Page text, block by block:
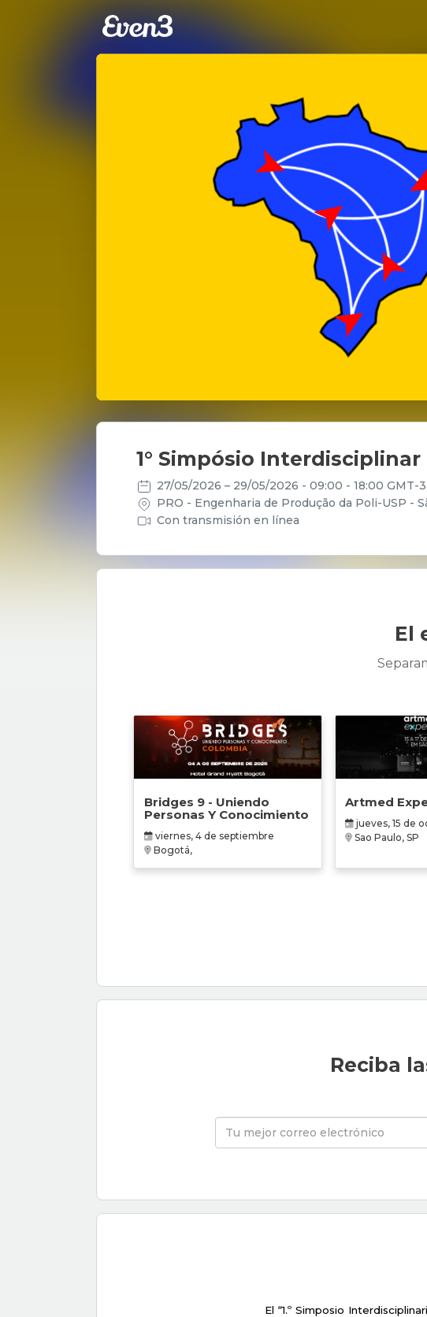
1° Simpósio
27/05/2026 – 29/05/2026 - 09:00 - 18:00 GMT-3
PRO - Engenharia de Produção da Poli-USP -
Con transmisión en línea
El
Bridges 9 - Uniendo
Personas Y Conocimiento
viernes, 4 de septiembre
Bogotá,
Artmed
jueves, 15 de
Sao Paulo, SP
Reciba
El “1.º Simposio